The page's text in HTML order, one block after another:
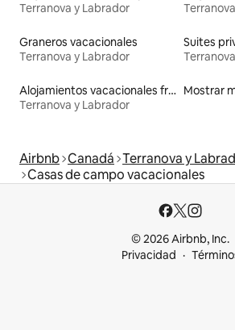
Terranova y Labrador
Graneros vacacionales
Terranova y Labrador
Suites
Alojamientos vacacionales frente a la playa
Terranova y Labrador
Mostrar
Airbnb Canadá Terranova y
Casas de campo vacacionales
© 2026 Airbnb, Inc.
Privacidad